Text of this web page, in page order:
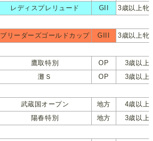
レディスプレリュード GII 3歳以上牝
ブリーダーズゴールドカップ GIII 3歳以上牝
鷹取特別 OP
3歳以上
灘Ｓ OP 3歳以上
武蔵国オープン 地方
4歳以上
陽春特別 地方 3歳以上